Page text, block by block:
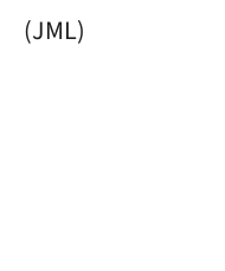
(JML)